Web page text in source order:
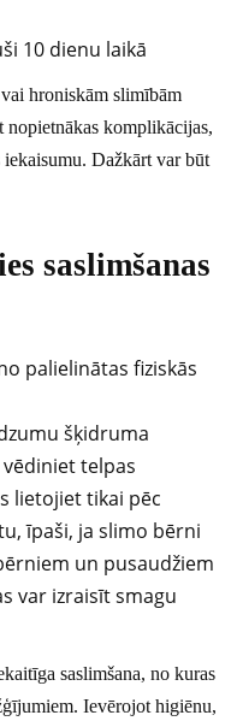
10 dienu laikā
hroniskām slimībām
komplikācijas,
Dažkārt var būt
saslimšanas
palielinātas fiziskās
šķidruma
telpas
lietojiet tikai pēc
īpaši, ja slimo bērni
un pusaudžiem
var izraisīt smagu
saslimšana, no kuras
Ievērojot higiēnu,